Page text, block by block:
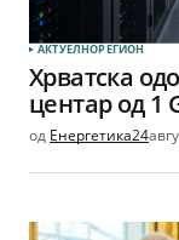
АКТУЕЛНОРЕГИОН
Хрватска
центар од 1
од Енергетика24